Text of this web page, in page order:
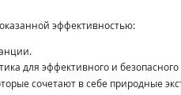
эффективностью:
для эффективного и
сочетают в себе природные